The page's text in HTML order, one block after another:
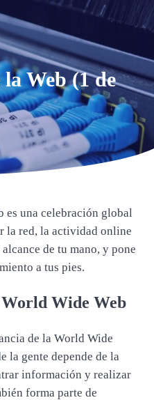
Web (1 de
es una celebración global
la red, la actividad online
de tu mano, y pone
a tus pies.
Wide Web
de la World Wide
la gente depende de la
información y realizar
forma parte de